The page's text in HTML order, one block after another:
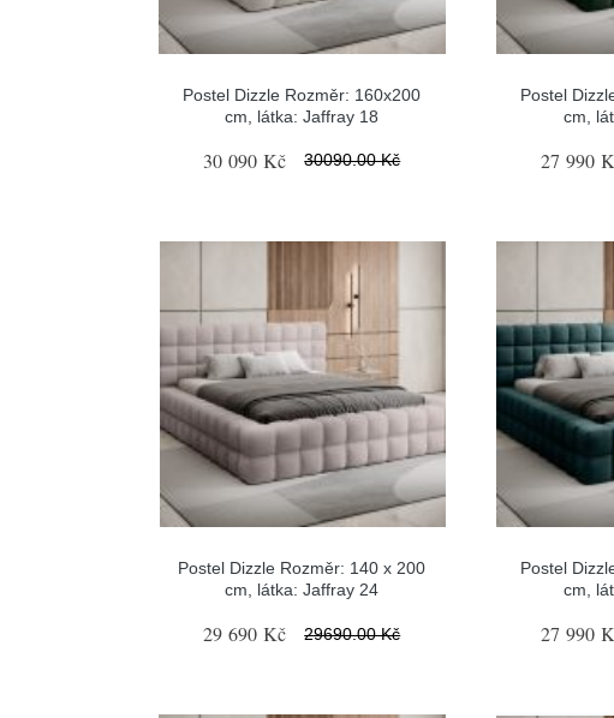
Postel Dizzle Rozměr: 160x200
cm, látka: Jaffray 18
30 090 Kč 30090.00 Kč
Postel
cm,
27 990
Postel Dizzle Rozměr: 140 x 200
cm, látka: Jaffray 24
29 690 Kč 29690.00 Kč
Postel
cm,
27 990